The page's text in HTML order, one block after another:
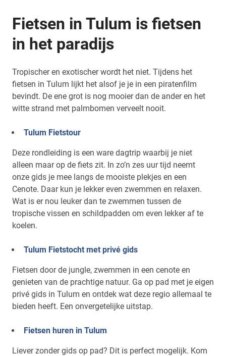
Fietsen in Tulum is fietsen
in het paradijs
Tropischer en exotischer wordt het niet. Tijdens het
fietsen in Tulum lijkt het alsof je je in een piratenfilm
bevindt. De ene grot is nog mooier dan de ander en het
witte strand met palmbomen verveelt nooit.
Tulum Fietstour
Deze rondleiding is een ware dagtrip waarbij je niet
alleen maar op de fiets zit. In zo’n zes uur tijd neemt
onze gids je mee langs de mooiste plekjes en een
Cenote. Daar kun je lekker even zwemmen en relaxen.
Wat is er nou leuker dan te zwemmen tussen de
tropische vissen en schildpadden om even lekker af te
koelen.
Tulum Fietstocht met privé gids
Fietsen door de jungle, zwemmen in een cenote en
genieten van de prachtige natuur. Ga op pad met je eigen
privé gids in Tulum en ontdek wat deze regio allemaal te
bieden heeft. Een onvergetelijke uitstap.
Fietsen huren in Tulum
Liever zonder gids op pad? Dit is perfect mogelijk. Kom